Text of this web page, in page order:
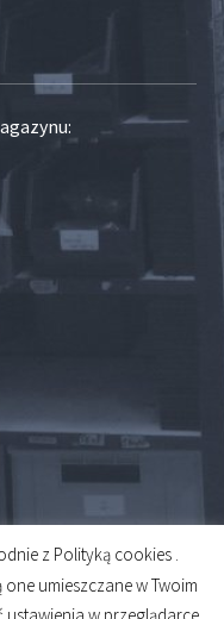
z Polityką cookies .
umieszczane w Twoim